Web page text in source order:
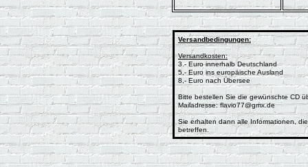
Versandbedingungen:
Versandkosten:
3.- Euro innerhalb Deutschland
5,- Euro ins europäische Ausland
8,- Euro nach Übersee
Bitte bestellen Sie die gewünschte CD
Mailadresse: flavio77@gmx.de
Sie erhalten dann alle Informationen,
betreffen.